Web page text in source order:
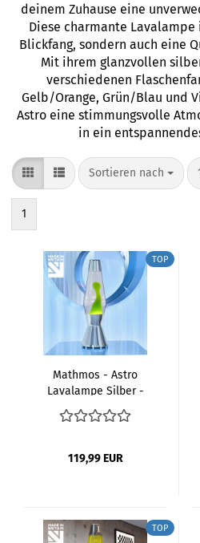
deinem Zuhause eine
Diese charmante
Blickfang, sondern auch eine
Mit ihrem glanzvollen
verschiedenen
Gelb/Orange, Grün/Blau und
Astro eine stimmungsvolle
in ein
Sortieren nach
Sortieren nach
1
TOP
Mathmos - Astro
Lavalampe Silber -
Clear Green
119,99 EUR
TOP